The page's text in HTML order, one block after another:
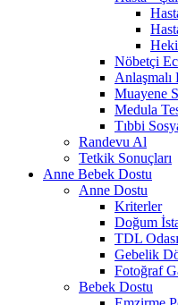
Nöbetçi
Muayene
Medula
Tıbbi
Randevu Al
Tetkik Sonuçları
Anne Bebek Dostu
Anne Dostu
Kriterler
Doğum
TDL Odası
Gebelik
Fotoğraf
Bebek Dostu